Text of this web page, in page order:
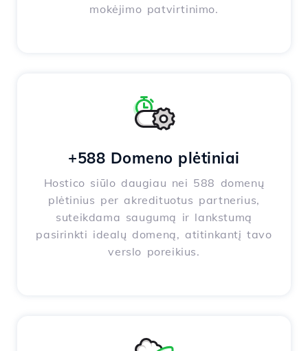
mokėjimo patvirtinimo.
+588 Domeno plėtiniai
Hostico siūlo daugiau nei 588 domenų
plėtinius per akredituotus partnerius,
suteikdama saugumą ir lankstumą
pasirinkti idealų domeną, atitinkantį tavo
verslo poreikius.